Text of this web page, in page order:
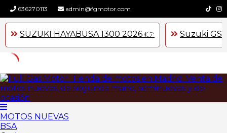
636270113 admin@fgmotor.com
SUZUKI HAYABUSA 1300 2026 👉 Suzuki
Skip
to
content
MOTOS NUEVAS
BSA